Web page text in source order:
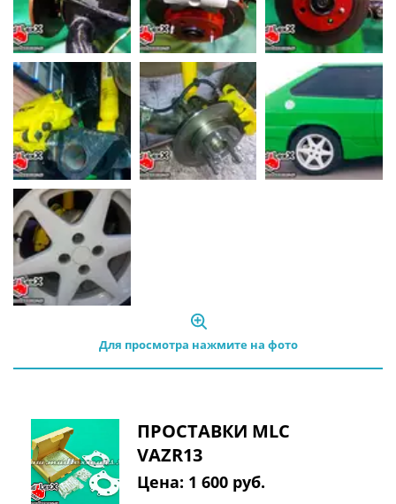
Для просмотра нажмите на фото
ПРОСТАВКИ MLC
VAZR13
Цена: 1 600 руб.